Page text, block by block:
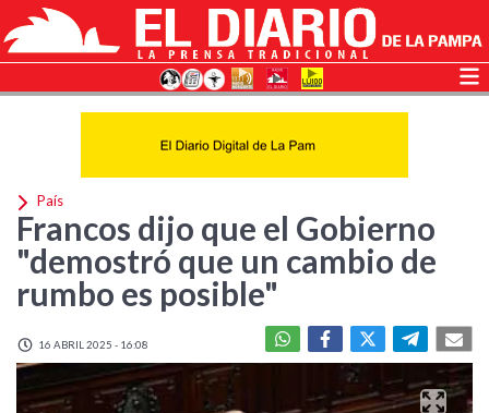
País
Francos dijo que el Gobierno
"demostró que un cambio de
rumbo es posible"
16 ABRIL 2025 - 16:08